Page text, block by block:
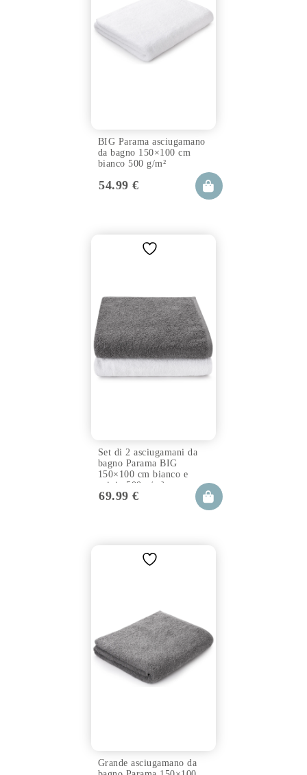
BIG Parama asciugamano
da bagno 150×100 cm
bianco 500 g/m²
54.99€
Set di 2 asciugamani da
bagno Parama BIG
150×100 cm bianco e
grigio 500 g/m²
69.99€
Grande asciugamano da